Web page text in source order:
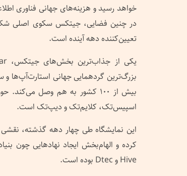
در چنین فضایی، جیتکس سکوی اصلی
تعیین‌کننده دهه آینده است.
بزرگ‌ترین گردهمایی جهانی استارت‌آپ‌ها و
بیش از ۱۰۰ کشور به هم وصل
اسپیس‌تک، کلایم‌تک و دیپ‌تک است.
این نمایشگاه طی چهار دهه گذشته، نقشی
Hive و Dtec بوده است.